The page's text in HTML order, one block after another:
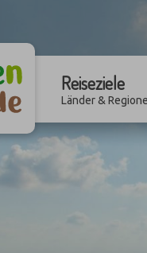
Reiseziele
Länder &